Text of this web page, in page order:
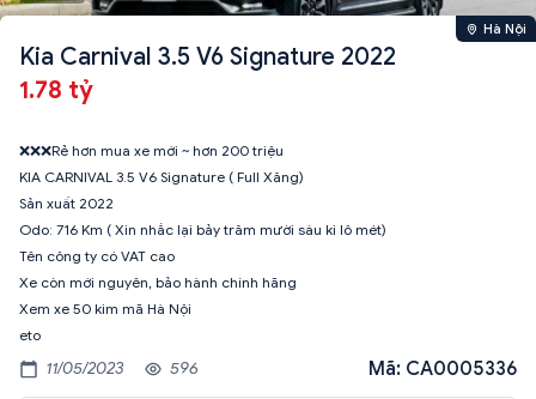
Hà Nội
Kia Carnival 3.5 V6 Signature 2022
1.78 tỷ
❌❌❌Rẻ hơn mua xe mới ~ hơn 200 triệu
KIA CARNIVAL 3.5 V6 Signature ( Full Xăng)
Sản xuất 2022
Odo: 716 Km ( Xin nhắc lại bảy trăm mười sáu ki lô mét)
Tên công ty có VAT cao
Xe còn mới nguyên, bảo hành chính hãng
Xem xe 50 kim mã Hà Nội
eto
11/05/2023 596 Mã: CA0005336